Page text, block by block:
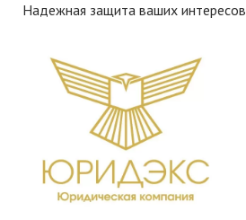
Надежная защита ваших интересов